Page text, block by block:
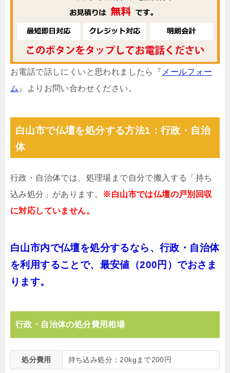
お電話で話しにくいと思われましたら『 メールフォー
ム 』よりお問い合わせください。
白山市で仏壇を処分する方法1：行政・自治
体
行政・自治体では、処理場まで自分で搬入する「持ち
込み処分」があります。 ※白山市では仏壇の戸別回収
に対応していません。
白山市内で仏壇を処分するなら、行政・自治体
を利用することで、最安値（200円）でおさま
ります。
行政・自治体の処分費用相場
処分費用 持ち込み処分：20kgまで200円